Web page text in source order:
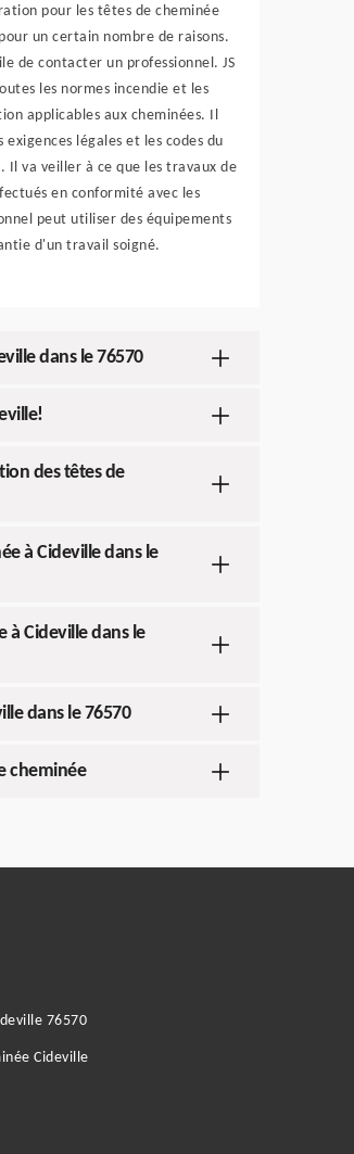
pour les têtes de cheminée
un certain nombre de raisons.
de contacter un professionnel. JS
les normes incendie et les
applicables aux cheminées. Il
légales et les codes du
va veiller à ce que les travaux de
en conformité avec les
peut utiliser des équipements
d'un travail soigné.
dans le 76570
des têtes de
à Cideville dans le
à Cideville dans le
dans le 76570
cheminée
76570
Cideville